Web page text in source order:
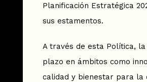
Planificación Estratégica
sus estamentos.
A través de esta Política,
plazo en ámbitos como
calidad y bienestar para la